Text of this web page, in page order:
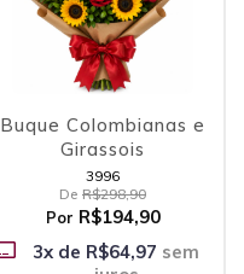
Buque Colombianas e
Girassois
3996
De R$298,90
Por R$194,90
3x de R$64,97 sem